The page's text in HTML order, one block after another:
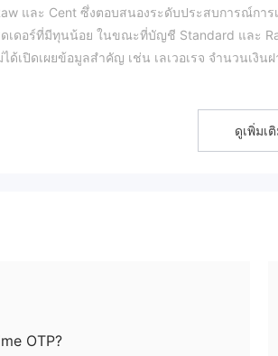
และ Cent ซึ่งตอบสนองระดับประสบการณ์กา
เดอร์ที่มีทุนน้อย ในขณะที่บัญชี Standard และ
ได้เปิดเผยข้อมูลสำคัญ เช่น เลเวอเรจ จำนวนเ
Prime OTP
ที่เปิดเผยต่อสาธารณะบ่งชี้ว่าสถานะโดเมนของ
อนถึงการดำเนินงานปัจจุบัน structure of ของแ
การดำเนินงานและขอบเขตของข้อมูลกำกับดูแลที่
ดูเพิ่มเ
OTP?